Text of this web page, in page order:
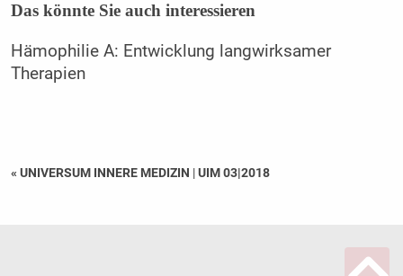
Das könnte Sie auch interessieren
Hämophilie A: Entwicklung langwirksamer
Therapien
« UNIVERSUM INNERE MEDIZIN |UIM 03|2018